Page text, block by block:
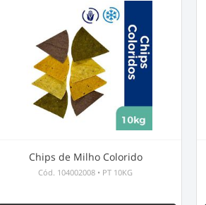
Chips de Milho Colorido
Cód. 104002008 • PT 10KG